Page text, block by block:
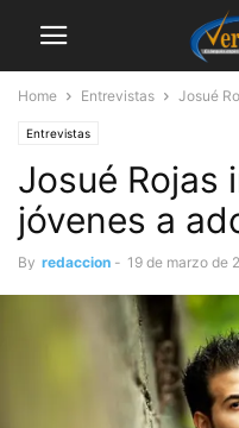
Home Entrevistas Josué
Entrevistas
Josué Rojas
jóvenes a
By redaccion - 19 de marzo de